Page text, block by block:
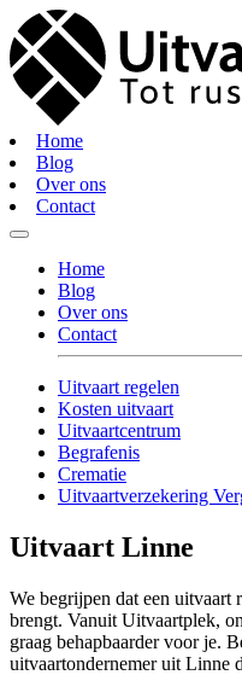
Home
Blog
Over ons
Contact
Home
Blog
Over ons
Contact
Uitvaart regelen
Kosten uitvaart
Uitvaartcentrum
Begrafenis
Crematie
Uitvaartverzekering
Uitvaart Linne
We begrijpen dat een uitvaart
brengt. Vanuit Uitvaartplek,
graag behapbaarder voor je.
uitvaartondernemer uit Linne